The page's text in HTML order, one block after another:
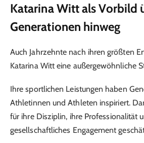
Katarina Witt als Vorbild
Generationen hinweg
Auch Jahrzehnte nach ihren größten
Katarina Witt eine außergewöhnliche
Ihre sportlichen Leistungen haben
Athletinnen und Athleten inspiriert.
für ihre Disziplin, ihre Professionalität
gesellschaftliches Engagement